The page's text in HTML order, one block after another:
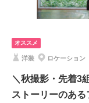
100カットデータ（納
ド・アクセサリー類レ
9・10・11月撮影◆ひと
選びいただけます
⚫︎茅ヶ崎サザンビーチ
⚫︎データ：約100カッ
⚫︎納期：約3週間
オススメ
洋装 ロケーション
＼秋撮影・先着3
ストーリーのあ